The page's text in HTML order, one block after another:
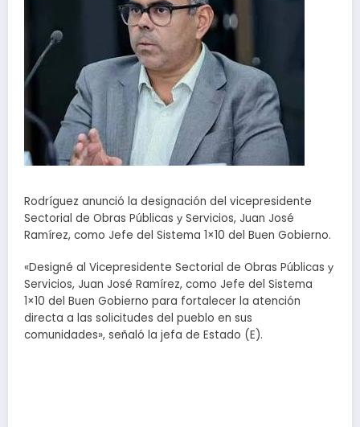
Rodríguez anunció la designación del vicepresidente
Sectorial de Obras Públicas у Servicios, Juan José
Ramírez, como Jefe del Sistema 1×10 del Buen Gobierno.
«Designé al Vicepresidente Sectorial de Obras Públicas у
Servicios, Juan José Ramírez, como Jefe del Sistema
1×10 del Buen Gobierno para fortalecer la atención
directa a las solicitudes del pueblo en sus
comunidades», señaló la jefa de Estado (E).